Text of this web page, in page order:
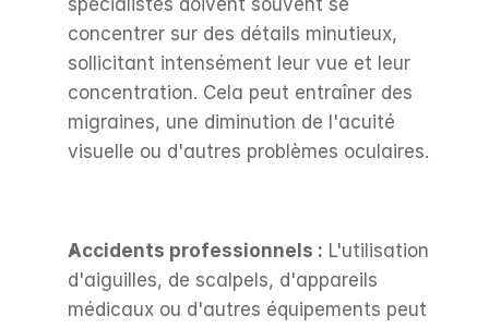
spécialistes doivent souvent se
concentrer sur des détails minutieux,
sollicitant intensément leur vue et leur
concentration. Cela peut entraîner des
migraines, une diminution de l'acuité
visuelle ou d'autres problèmes oculaires.
Accidents professionnels : L'utilisation
d'aiguilles, de scalpels, d'appareils
médicaux ou d'autres équipements peut